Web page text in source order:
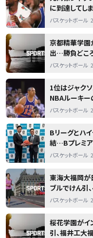
に到達してし
バスケットボール
京都精華学園
出…勝負どこ
バスケットボール
1位はジャク
NBAルーキー
バスケットボール
Bリーグとハ
結…Bプレミ
バスケットボール
東海大福岡
ブルでけん引
バスケットボール
桜花学園がイ
引、福井工大